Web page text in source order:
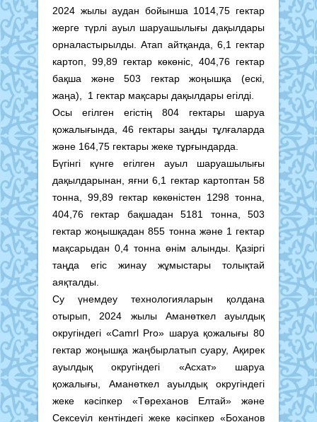
2024 жылы аудан бойынша 1014,75 гектар
жерге түрлі ауыл шаруашылығы дақылдары
орналастырылды. Атап айтқанда, 6,1 гектар
картоп, 99,89 гектар көкөніс, 404,76 гектар
бақша және 503 гектар жоңышқа (ескі,
жаңа), 1 гектар мақсары дақылдары егілді.
Осы егілген егістің 804 гектары шаруа
қожалығында, 46 гектары заңды тұлғаларда
және 164,75 гектары жеке тұрғындарда.
Бүгінгі күнге егілген ауыл шаруашылығы
дақылдарынан, яғни 6,1 гектар картоптан 58
тонна, 99,89 гектар көкөністен 1298 тонна,
404,76 гектар бақшадан 5181 тонна, 503
гектар жоңышқадан 855 тонна және 1 гектар
мақсарыдан 0,4 тонна өнім алынды. Қазіргі
таңда егіс жинау жұмыстары толықтай
аяқталды.
Су үнемдеу технологияларын қолдана
отырып, 2024 жылы Аманөткел ауылдық
округіндегі «Camrl Pro» шаруа қожалығы 80
гектар жоңышқа жаңбырлатып суару, Ақирек
ауылдық округіндегі «Асхат» шаруа
қожалығы, Аманөткел ауылдық округіндегі
жеке кәсіпкер «Төреханов Елтай» және
Сексеуіл кентіндегі жеке кәсіпкер «Боханов